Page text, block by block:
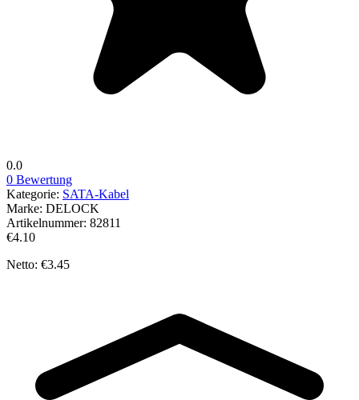
0.0
0 Bewertung
Kategorie: SATA-Kabel
Marke: DELOCK
Artikelnummer: 82811
€4.10
Netto: €3.45